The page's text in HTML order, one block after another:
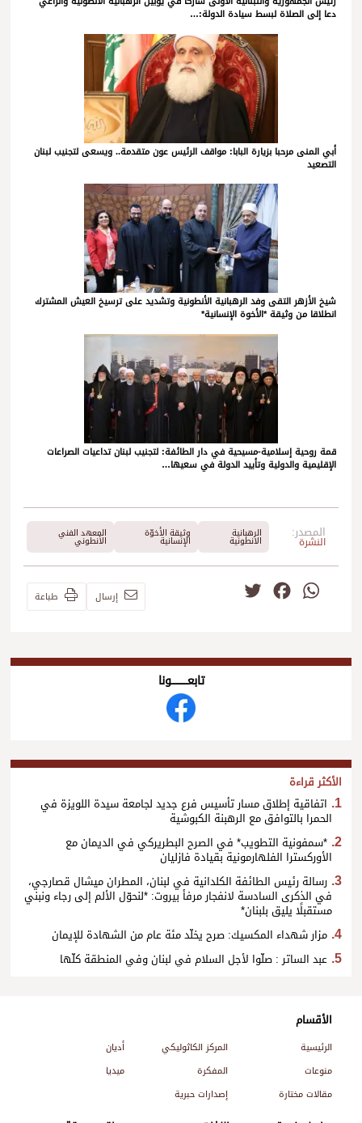
دعا إلى الصلاة لبسط سيادة الدولة:…
أبي المنى مرحبا بزيارة البابا: مواقف الرئيس عون متقدمة.. ويسعى لتجنيب لبنان
التصعيد
شيخ الأزهر التقى وفد الرهبانية الأنطونية وتشديد على ترسيخ العيش المشترك
انطلاقا من وثيقة *الأخوة الإنسانية*
قمة روحية إسلامية-مسيحية في دار الطائفة: لتجنيب لبنان تداعيات الصراعات
الإقليمية والدولية وتأييد الدولة في سعيها…
المصدر:
النشرة
الرهبانية
الانطونية
وثيقة الأخوّة
الإنسانية
المعهد الفني
الأنطوني
WhatsApp
Facebook إرسال طباعة
تابعــــــــــونا
الأكثر قراءة
اتفاقية إطلاق مسار تأسيس فرع جديد لجامعة سيدة اللويزة في
الحمرا بالتوافق مع الرهبنة الكبوشية
*سمفونية التطويب* في الصرح البطريركي في الديمان مع
الأوركسترا الفلهارمونية بقيادة فازليان
رسالة رئيس الطائفة الكلدانية في لبنان، المطران ميشال قصارجي،
في الذكرى السادسة لانفجار مرفأ بيروت: *لنحوّل الألم إلى رجاء ونبني
مستقبلًا يليق بلبنان*
مزار شهداء المكسيك: صرح يخلّد مئة عام من الشهادة للإيمان
عبد الساتر : صلّوا لأجل السلام في لبنان وفي المنطقة كلّها
الأقسام
الرئيسية المركز الكاثوليكي
أديان
منوعات
المفكرة
ميديا
مقالات مختارة
إصدارات حبرية